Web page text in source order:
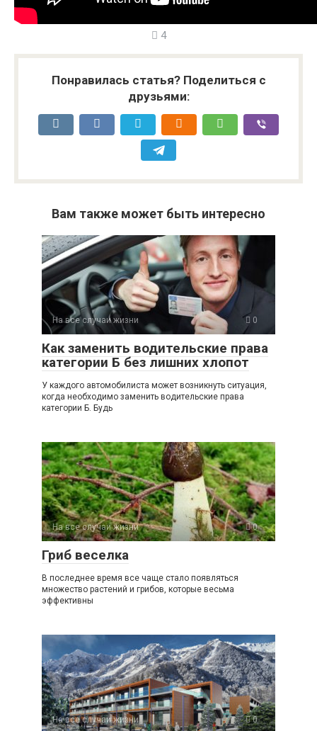
4
Понравилась статья? Поделиться с
друзьями:
Вам также может быть интересно
На все случаи жизни 0
Как заменить водительские права
категории Б без лишних хлопот
У каждого автомобилиста может возникнуть ситуация,
когда необходимо заменить водительские права
категории Б. Будь
На все случаи жизни 0
Гриб веселка
В последнее время все чаще стало появляться
множество растений и грибов, которые весьма
эффективны
На все случаи жизни 0